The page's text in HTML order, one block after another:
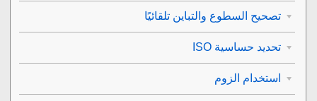
تصحيح السطوع والتباين تلقائيًا
تحديد حساسية ISO
استخدام الزوم